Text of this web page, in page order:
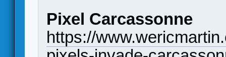
Pixel Carcassonne
https://